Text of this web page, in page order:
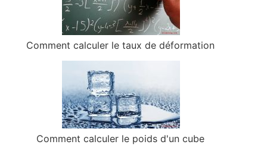
Comment calculer le taux de déformation
Comment calculer le poids d'un cube